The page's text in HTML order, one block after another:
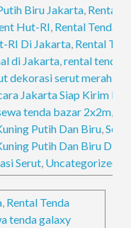
Biru Jakarta Rental
Hut-RI Rental Tenda
RI Di Jakarta Rental
di Jakarta ,rental tenda
dekorasi serut merah
Jakarta Siap Kirim Dan
tenda bazar 2x2m
Putih Dan Biru ,Sewa
Putih Dan Biru Di
Serut Uncategorized
Rental Tenda
tenda galaxy